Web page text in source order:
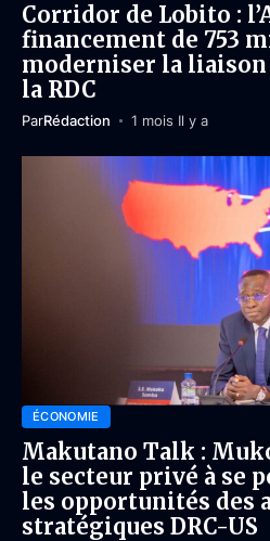
Corridor de Lobito :
financement de 753
moderniser la
la RDC
ParRédaction 1 mois Il y a
ÉCONOMIE
Makutano Talk :
le secteur privé à se
les opportunités des
stratégiques DRC-US